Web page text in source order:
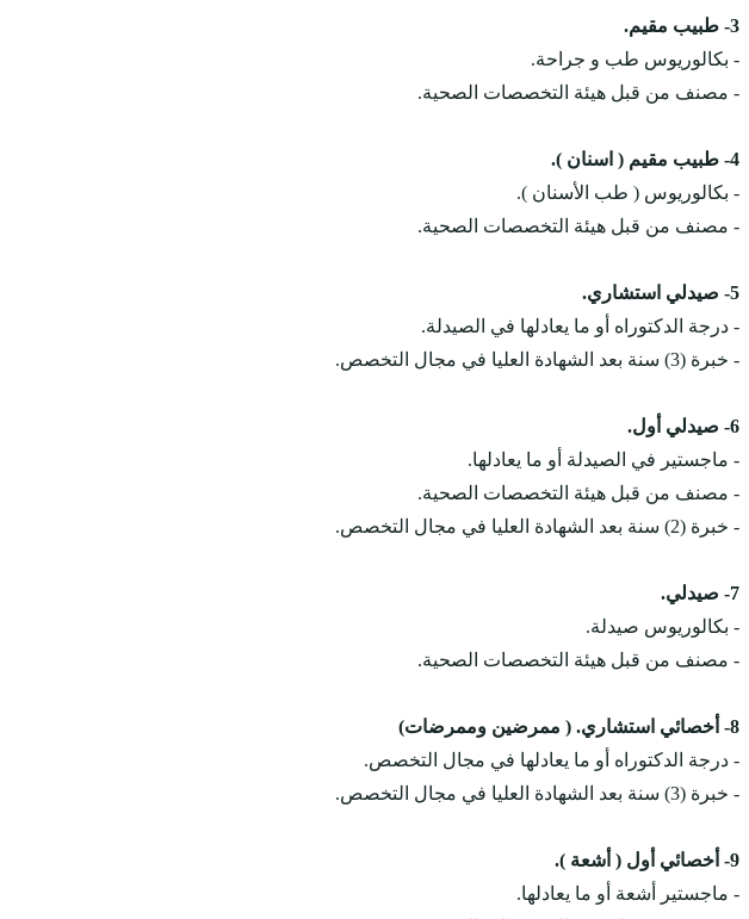
3- طبيب مقيم.
- بكالوريوس طب و جراحة.
- مصنف من قبل هيئة التخصصات الصحية.
4- طبيب مقيم ( اسنان ).
- بكالوريوس ( طب الأسنان ).
- مصنف من قبل هيئة التخصصات الصحية.
5- صيدلي استشاري.
- درجة الدكتوراه أو ما يعادلها في الصيدلة.
- خبرة (3) سنة بعد الشهادة العليا في مجال التخصص.
6- صيدلي أول.
- ماجستير في الصيدلة أو ما يعادلها.
- مصنف من قبل هيئة التخصصات الصحية.
- خبرة (2) سنة بعد الشهادة العليا في مجال التخصص.
7- صيدلي.
- بكالوريوس صيدلة.
- مصنف من قبل هيئة التخصصات الصحية.
8- أخصائي استشاري. ( ممرضين وممرضات)
- درجة الدكتوراه أو ما يعادلها في مجال التخصص.
- خبرة (3) سنة بعد الشهادة العليا في مجال التخصص.
9- أخصائي أول ( أشعة ).
- ماجستير أشعة أو ما يعادلها.